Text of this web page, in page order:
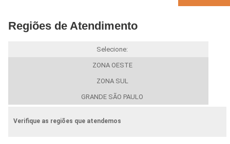
Regiões de Atendimento
Selecione:
ZONA OESTE
ZONA SUL
GRANDE SÃO PAULO
Verifique as regiões que atendemos